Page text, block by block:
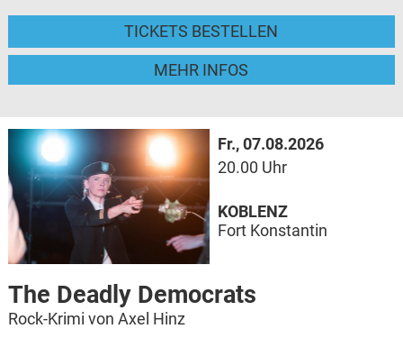
TICKETS BESTELLEN
MEHR INFOS
Fr., 07.08.2026
20.00 Uhr
The Deadly Democrats
Rock-Krimi von Axel Hinz
KOBLENZ
Fort Konstantin